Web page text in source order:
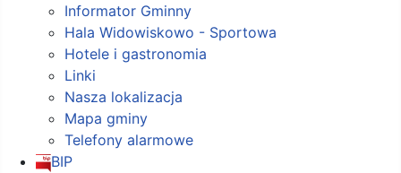
Informator Gminny
Hala Widowiskowo - Sportowa
Hotele i gastronomia
Linki
Nasza lokalizacja
Mapa gminy
Telefony alarmowe
BIP